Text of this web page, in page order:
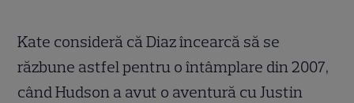
Kate consideră că Diaz încearcă să se
răzbune astfel pentru o întâmplare din 2007,
când Hudson a avut o aventură cu Justin